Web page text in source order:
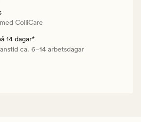
ColliCare
14 dagar*
ca. 6–14 arbetsdagar